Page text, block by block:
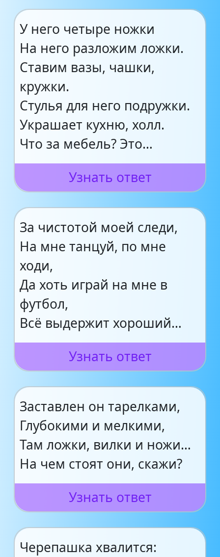
У него четыре ножки
На него разложим ложки.
Ставим вазы, чашки,
кружки.
Стулья для него подружки.
Украшает кухню, холл.
Что за мебель? Это…
Узнать ответ
За чистотой моей следи,
На мне танцуй, по мне
ходи,
Да хоть играй на мне в
футбол,
Всё выдержит хороший…
Узнать ответ
Заставлен он тарелками,
Глубокими и мелкими,
Там ложки, вилки и ножи…
На чем стоят они, скажи?
Узнать ответ
Черепашка хвалится: